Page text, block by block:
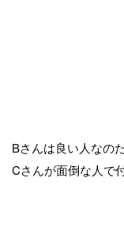
Bさんは良い人なのだ
Cさんが面倒な人で